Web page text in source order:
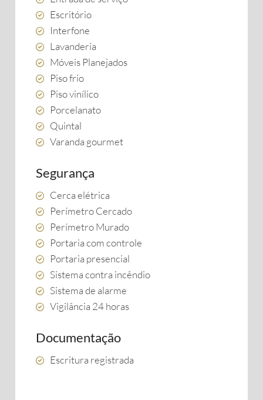
Escritório
Interfone
Lavanderia
Móveis Planejados
Piso frio
Piso vinílico
Porcelanato
Quintal
Varanda gourmet
Segurança
Cerca elétrica
Perímetro Cercado
Perímetro Murado
Portaria com controle
Portaria presencial
Sistema contra incêndio
Sistema de alarme
Vigilância 24 horas
Documentação
Escritura registrada